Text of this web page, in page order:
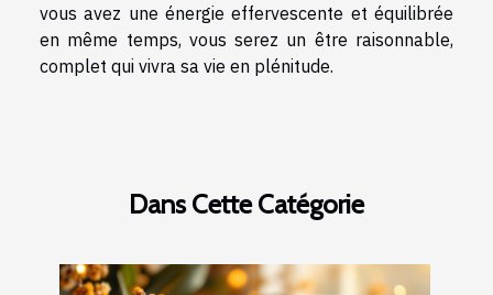
vous avez une énergie effervescente et équilibrée
en même temps, vous serez un être raisonnable,
complet qui vivra sa vie en plénitude.
Dans Cette Catégorie